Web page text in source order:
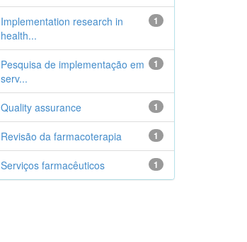
1
Implementation research in
health...
1
Pesquisa de implementação em
serv...
1
Quality assurance
1
Revisão da farmacoterapia
1
Serviços farmacêuticos